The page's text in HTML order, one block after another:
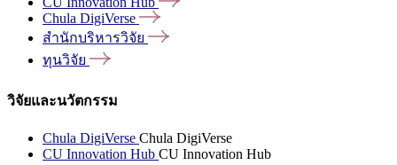
Chula DigiVerse
สำนักบริหารวิจัย
ทุนวิจัย
วิจัยและนวัตกรรม
Chula DigiVerse Chula DigiVerse
CU Innovation Hub CU Innovation Hub